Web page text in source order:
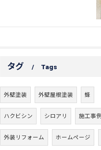
タグ Tags
外壁塗装 外壁屋根塗装 蜂
ハクビシン シロアリ 施工事例
外装リフォーム ホームページ